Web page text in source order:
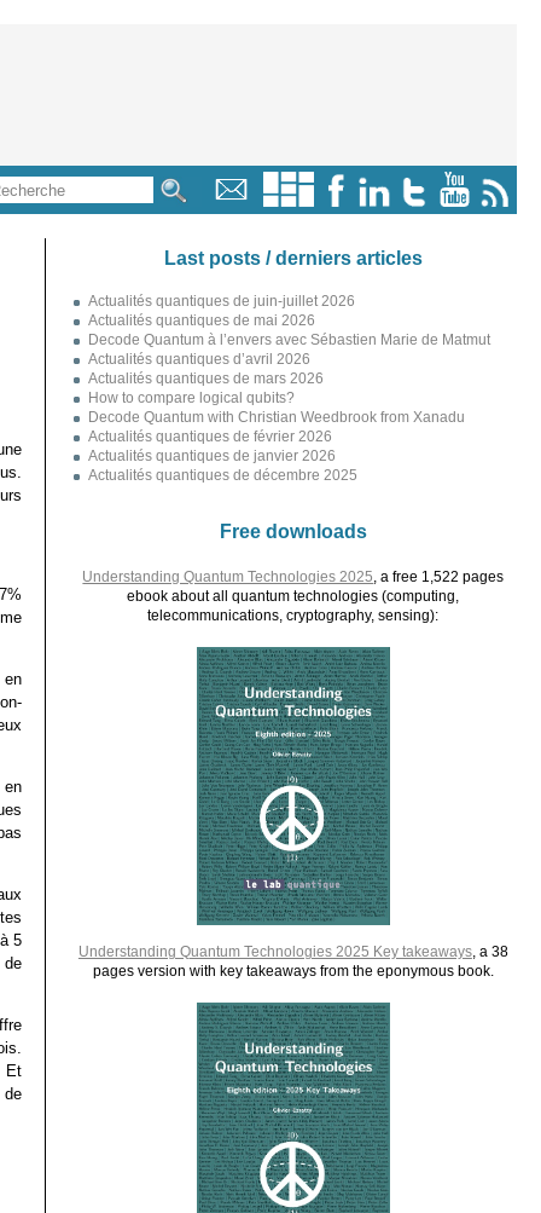
en
en
5
de
Et
de
Last posts / derniers articles
Actualités quantiques de juin-juillet 2026
Actualités quantiques de mai 2026
Decode Quantum à l’envers avec Sébastien Marie de Matmut
Actualités quantiques d’avril 2026
Actualités quantiques de mars 2026
How to compare logical qubits?
Decode Quantum with Christian Weedbrook from Xanadu
Actualités quantiques de février 2026
Actualités quantiques de janvier 2026
Actualités quantiques de décembre 2025
Free downloads
Understanding Quantum Technologies 2025 , a free 1,522 pages
ebook about all quantum technologies (computing,
telecommunications, cryptography, sensing):
Understanding Quantum Technologies 2025 Key takeaways, a 38
pages version with key takeaways from the eponymous book.